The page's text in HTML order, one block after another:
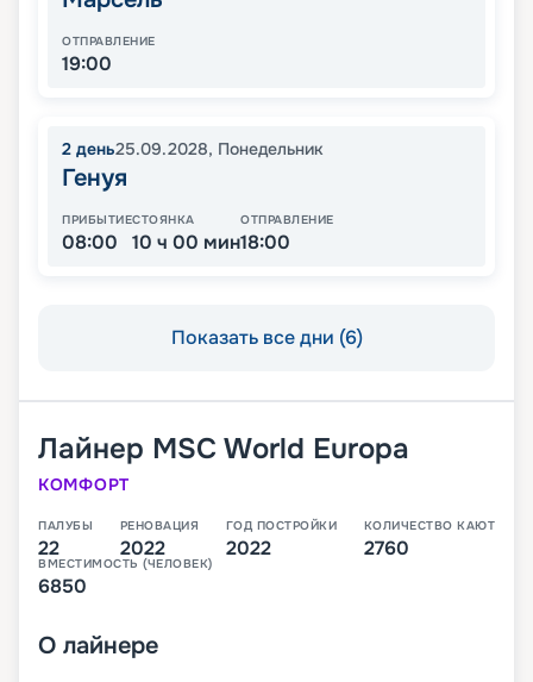
ОТПРАВЛЕНИЕ
19:00
2 день25.09.2028, Понедельник
Генуя
ПРИБЫТИЕ
08:00
СТОЯНКА
10 ч 00 мин
ОТПРАВЛЕНИЕ
18:00
Показать все дни (6)
Лайнер MSC World Europa
КОМФОРТ
ПАЛУБЫ
22
РЕНОВАЦИЯ
2022
ГОД ПОСТРОЙКИ
2022
КОЛИЧЕСТВО КАЮТ
2760
ВМЕСТИМОСТЬ (ЧЕЛОВЕК)
6850
О лайнере